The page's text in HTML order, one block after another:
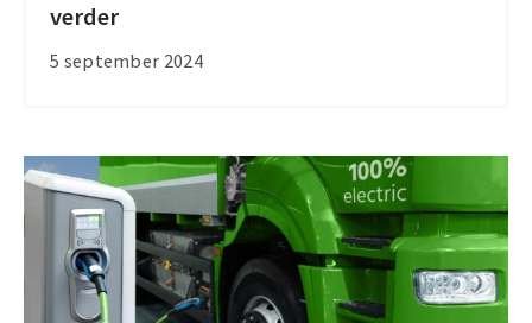
verder
5 september 2024
aan
de
verder